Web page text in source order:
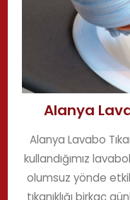
Alanya
Alanya Lavabo
kullandığımız
olumsuz yönde
tıkanıklığı birkaç